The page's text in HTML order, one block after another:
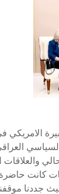
الامريكي
والعلاقات
كانت
جددنا